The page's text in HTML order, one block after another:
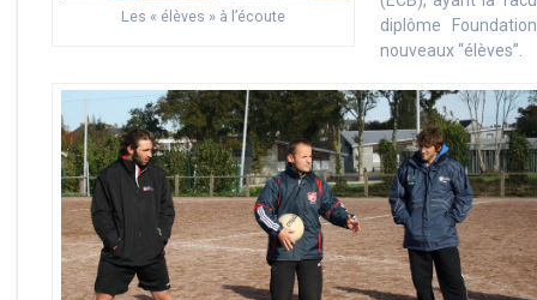
Les « élèves » à l’écoute
diplôme
nouveaux ‘‘élèves’’.